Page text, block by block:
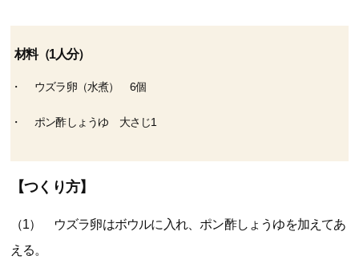
材料（1人分）
ウズラ卵（水煮） 6個
ポン酢しょうゆ 大さじ1
【つくり方】
（1） ウズラ卵はボウルに入れ、ポン酢しょうゆを加えてあ
える。